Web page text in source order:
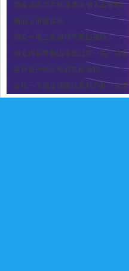
旭众冻肉切片机速度快省人工省时/
新品上市蛋挞机
旭众一拖二全自动平面口罩机
旭众内耳带包边平面口罩一拖一自动
各种农作物压榨必选榨油机
介绍一下旭众汤圆机系列产品（珍珠